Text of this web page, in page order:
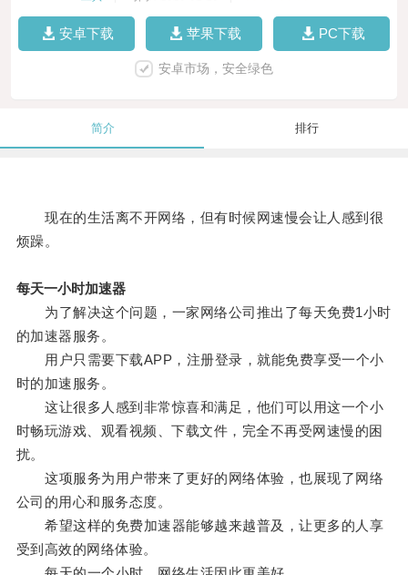
安卓下载 苹果下载 PC下载
安卓市场，安全绿色
简介 排行
现在的生活离不开网络，但有时候网速慢会让人感到很
烦躁。
每天一小时加速器
为了解决这个问题，一家网络公司推出了每天免费1小时
的加速器服务。
用户只需要下载APP，注册登录，就能免费享受一个小
时的加速服务。
这让很多人感到非常惊喜和满足，他们可以用这一个小
时畅玩游戏、观看视频、下载文件，完全不再受网速慢的困
扰。
这项服务为用户带来了更好的网络体验，也展现了网络
公司的用心和服务态度。
希望这样的免费加速器能够越来越普及，让更多的人享
受到高效的网络体验。